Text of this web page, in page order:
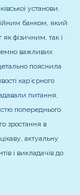
установи.
банком, який
фізичним, так і
важливих
пояснила
кар’єрного
питання,
попереднього
зростання в
актуальну
і викладачів до